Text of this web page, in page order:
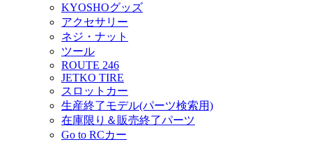
KYOSHOグッズ
アクセサリー
ネジ・ナット
ツール
ROUTE 246
JETKO TIRE
スロットカー
生産終了モデル(パーツ検索用)
在庫限り＆販売終了パーツ
Go to RCカー